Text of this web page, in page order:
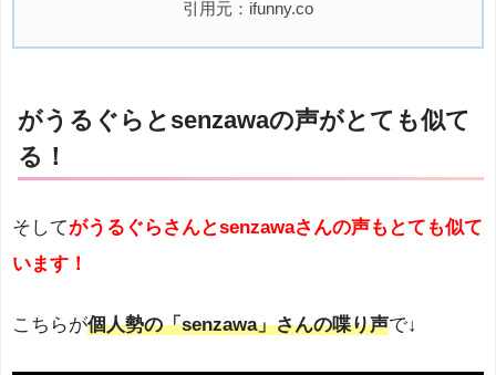
引用元：ifunny.co
がうるぐらとsenzawaの声がとても似て
る！
そしてがうるぐらさんとsenzawaさんの声もとても似て
います！
こちらが個人勢の「senzawa」さんの喋り声で↓